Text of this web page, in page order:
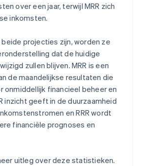
over een jaar, terwijl MRR zich
inkomsten.
beide projecties zijn, worden ze
dat de huidige
zullen blijven. MRR is een
de maandelijkse resultaten die
onmiddellijk financieel beheer en
inzicht geeft in de duurzaamheid
en RRR wordt
financiële prognoses en
uitleg over deze statistieken.